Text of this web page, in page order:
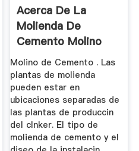
Acerca De La
Molienda De
Cemento Molino
Molino de Cemento . Las
plantas de molienda
pueden estar en
ubicaciones separadas de
las plantas de produccin
del clnker. El tipo de
molienda de cemento y el